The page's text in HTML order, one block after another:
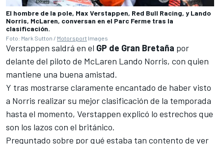
El hombre de la pole, Max Verstappen, Red Bull Racing, y Lando
Norris, McLaren, conversan en el Parc Ferme tras la
clasificación.
Foto: Mark Sutton / Motorsport Images
Verstappen saldrá en el GP de Gran Bretaña por
delante del piloto de McLaren Lando Norris, con quien
mantiene una buena amistad.
Y tras mostrarse claramente encantado de haber visto
a Norris realizar su mejor clasificación de la temporada
hasta el momento, Verstappen explicó lo estrechos que
son los lazos con el británico.
Preguntado sobre por qué estaba tan contento de ver